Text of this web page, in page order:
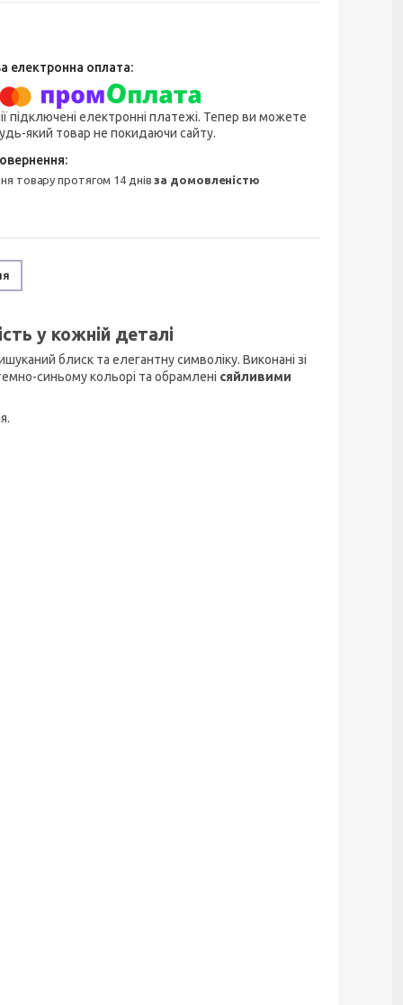
підключені електронні платежі. Тепер ви можете
який товар не покидаючи сайту.
товару протягом 14 днівза домовленістю
у кожній деталі
блиск та елегантну символіку. Виконані зі
синьому кольорі та обрамлені сяйливими